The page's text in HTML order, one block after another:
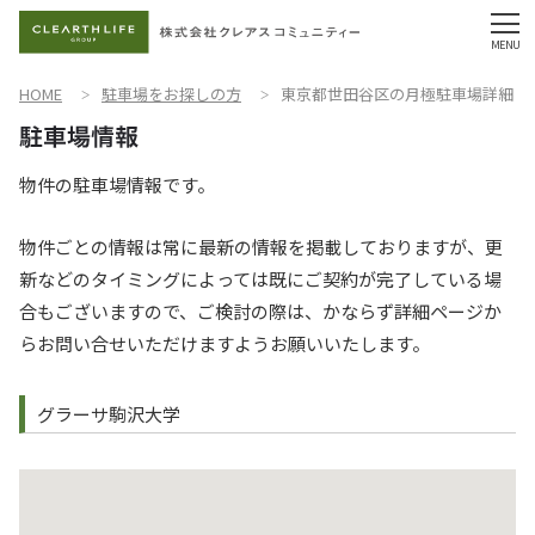
HOME 駐車場をお探しの方 東京都世田谷区の月極駐車場詳細
物件の駐車場情報です。
物件ごとの情報は常に最新の情報を掲載しておりますが、更
新などのタイミングによっては既にご契約が完了している場
合もございますので、ご検討の際は、かならず詳細ページか
らお問い合せいただけますようお願いいたします。
グラーサ駒沢大学